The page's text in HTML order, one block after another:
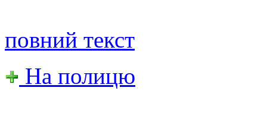
повний текст
На полицю